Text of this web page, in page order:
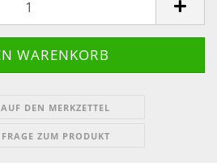
AUF DEN MERKZETTEL
FRAGE ZUM PRODUKT